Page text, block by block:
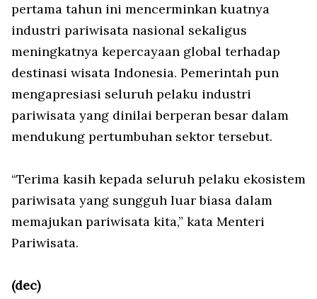
pertama tahun ini mencerminkan kuatnya
industri pariwisata nasional sekaligus
meningkatnya kepercayaan global terhadap
destinasi wisata Indonesia. Pemerintah pun
mengapresiasi seluruh pelaku industri
pariwisata yang dinilai berperan besar dalam
mendukung pertumbuhan sektor tersebut.
“Terima kasih kepada seluruh pelaku ekosistem
pariwisata yang sungguh luar biasa dalam
memajukan pariwisata kita,” kata Menteri
Pariwisata.
(dec)